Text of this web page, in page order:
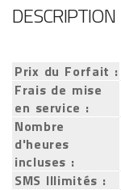
DESCRIPTION
Prix du Forfait :
Frais de mise
en service :
Nombre
d'heures
incluses :
SMS Illimités :